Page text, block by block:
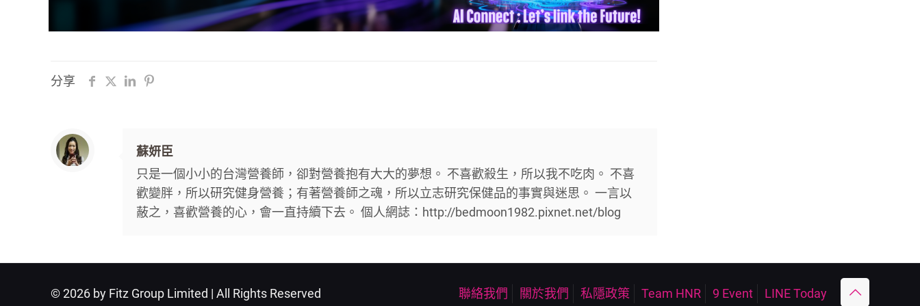
分享
蘇妍臣
只是一個小小的台灣營養師，卻對營養抱有大大的夢想。 不喜歡殺生，所以我不吃肉。 不喜
歡變胖，所以研究健身營養；有著營養師之魂，所以立志研究保健品的事實與迷思。 一言以
蔽之，喜歡營養的心，會一直持續下去。 個人網誌：http://bedmoon1982.pixnet.net/blog
© 2026 by Fitz Group Limited | All Rights Reserved 聯絡我們 關於我們 私隱政策 Team HNR 9 Event LINE Today